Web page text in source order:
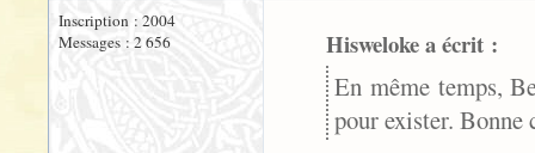
Inscription : 2004
Messages : 2 656
Hisweloke a écrit :
En même temps,
pour exister.